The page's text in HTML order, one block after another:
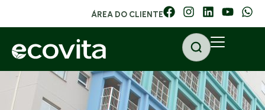
ÁREA DO CLIENTE